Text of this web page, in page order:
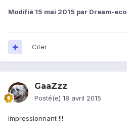
Modifié 15 mai 2015 par Dream-eco
Citer
GaaZzz
Posté(e) 18 avril 2015
impressionnant !!!